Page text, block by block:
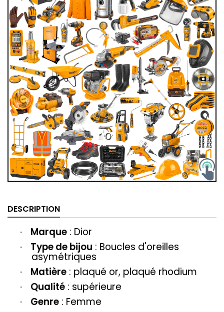
DESCRIPTION
· Marque : Dior
· Type de bijou : Boucles d'oreilles
asymétriques
· Matière : plaqué or, plaqué rhodium
· Qualité : supérieure
· Genre : Femme